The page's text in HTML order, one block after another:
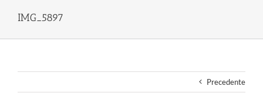
IMG_5897
Precedente